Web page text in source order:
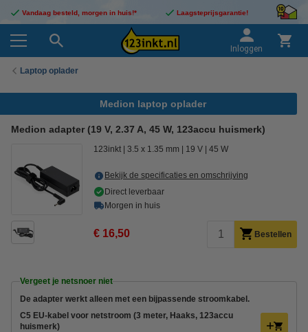
Vandaag besteld, morgen in huis!* Laagsteprijsgarantie!
Inloggen
Laptop oplader
Medion laptop oplader
Medion adapter (19 V, 2.37 A, 45 W, 123accu huismerk)
123inkt 3.5 x 1.35 mm 19 V 45 W
Bekijk de specificaties en omschrijving
Direct leverbaar
Morgen in huis
€ 16,50 Bestellen
Vergeet je netsnoer niet
De adapter werkt alleen met een bijpassende stroomkabel.
C5 EU-kabel voor netstroom (3 meter, Haaks, 123accu
huismerk)